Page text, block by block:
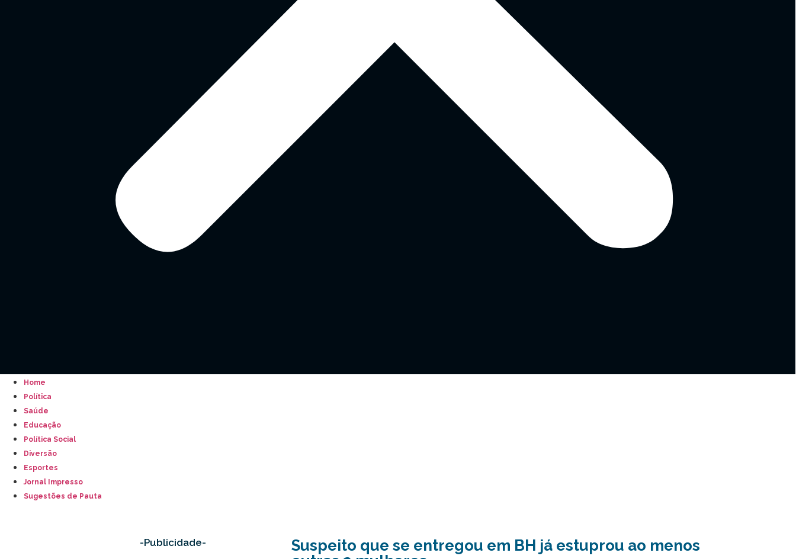
Home
Política
Saúde
Educação
Política Social
Diversão
Esportes
Jornal Impresso
Sugestões de Pauta
-Publicidade-
Suspeito que se entregou em BH já estuprou ao menos